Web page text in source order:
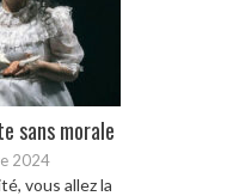
sans morale
2024
vous allez la